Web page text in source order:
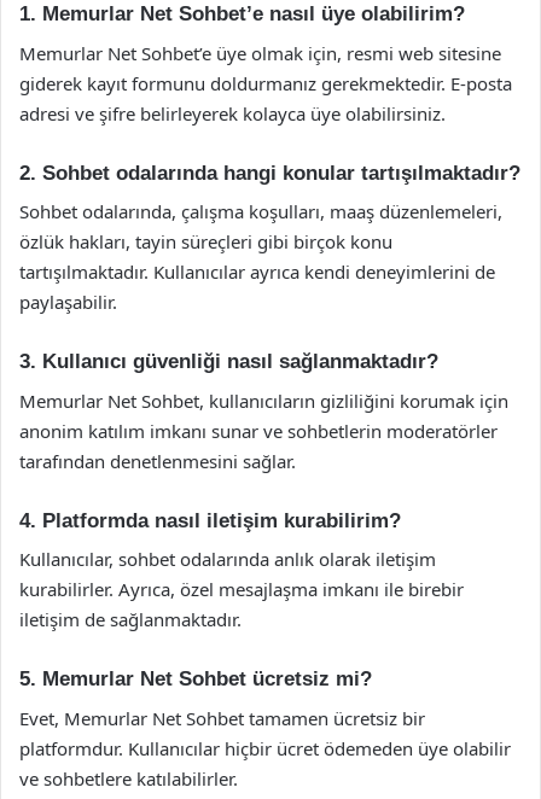
1. Memurlar Net Sohbet’e nasıl üye olabilirim?
Memurlar Net Sohbet’e üye olmak için, resmi web sitesine
giderek kayıt formunu doldurmanız gerekmektedir. E-posta
adresi ve şifre belirleyerek kolayca üye olabilirsiniz.
2. Sohbet odalarında hangi konular tartışılmaktadır?
Sohbet odalarında, çalışma koşulları, maaş düzenlemeleri,
özlük hakları, tayin süreçleri gibi birçok konu
tartışılmaktadır. Kullanıcılar ayrıca kendi deneyimlerini de
paylaşabilir.
3. Kullanıcı güvenliği nasıl sağlanmaktadır?
Memurlar Net Sohbet, kullanıcıların gizliliğini korumak için
anonim katılım imkanı sunar ve sohbetlerin moderatörler
tarafından denetlenmesini sağlar.
4. Platformda nasıl iletişim kurabilirim?
Kullanıcılar, sohbet odalarında anlık olarak iletişim
kurabilirler. Ayrıca, özel mesajlaşma imkanı ile birebir
iletişim de sağlanmaktadır.
5. Memurlar Net Sohbet ücretsiz mi?
Evet, Memurlar Net Sohbet tamamen ücretsiz bir
platformdur. Kullanıcılar hiçbir ücret ödemeden üye olabilir
ve sohbetlere katılabilirler.